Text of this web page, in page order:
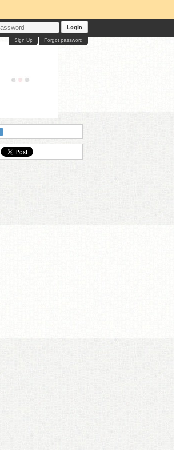
Login
Forgot password
Sign Up